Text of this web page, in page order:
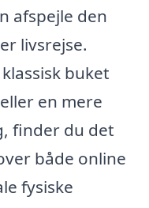
afspejle den
livsrejse.
buket
en mere
finder du det
både online
fysiske